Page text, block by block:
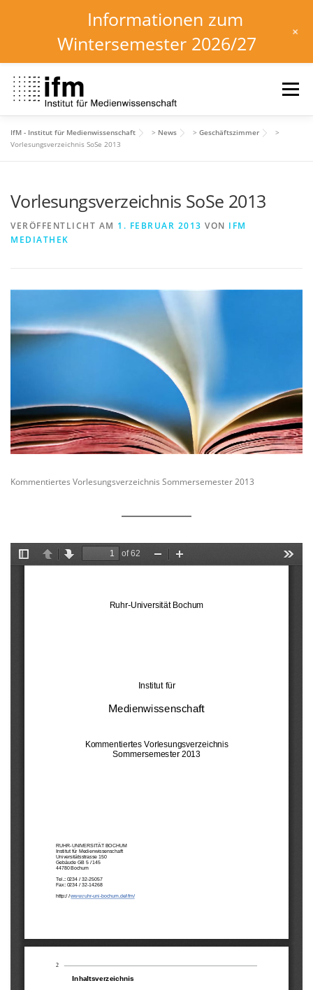
Inhalt
springen
Menü
HOME NEWS
INSTITUT FORSCHUNG DOWNLOADS
IfM - Institut für Medienwissenschaft > News > Geschäftszimmer
>
Vorlesungsverzeichnis SoSe 2013
Vorlesungsverzeichnis SoSe 2013
VERÖFFENTLICHT AM 1. FEBRUAR 2013 VON IFM
MEDIATHEK
Kommentiertes Vorlesungsverzeichnis Sommersemester 2013
Informationen zum
Wintersemester 2026/27
+